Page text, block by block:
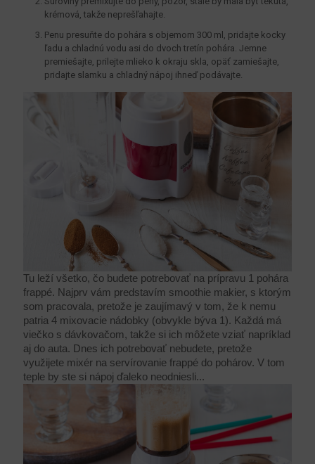
krémová, takže neprešľahajte.
Penu presuňte do pohára s objemom 300 ml, pridajte kocky
ľadu a chladnú vodu asi do dvoch tretín pohára. Jemne
premiešajte, prilejte mlieko k okraju skla, opäť zamiešajte,
pridajte slamku a chladný nápoj ihneď podávajte.
Tu leží všetko, čo budete potrebovať na prípravu 1 pohára
frappé. Najprv vám predstavím smoothie makier, s ktorým
som pracovala, pretože je zaujímavý v tom, že k nemu
patria 4 mixovacie nádobky (obvykle býva 1). Každá má
viečko s dávkovačom, takže si ich môžete vziať napríklad
aj do auta. Dnes ich potrebovať nebudete, pretože
využijete mixér na servírovanie frappé do pohárov. V tom
teple by ste si nápoj ďaleko neodniesli...